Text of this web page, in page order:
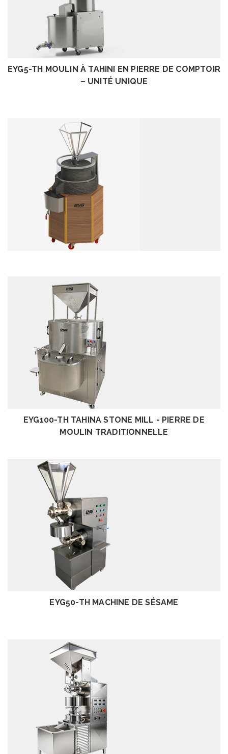
EYG5-TH MOULIN À TAHINI EN PIERRE DE COMPTOIR
– UNITÉ UNIQUE
EXAMEN
EXAMEN
EYG100-TH TAHINA STONE MILL - PIERRE DE
MOULIN TRADITIONNELLE
EXAMEN
EYG50-TH MACHINE DE SÉSAME
EXAMEN